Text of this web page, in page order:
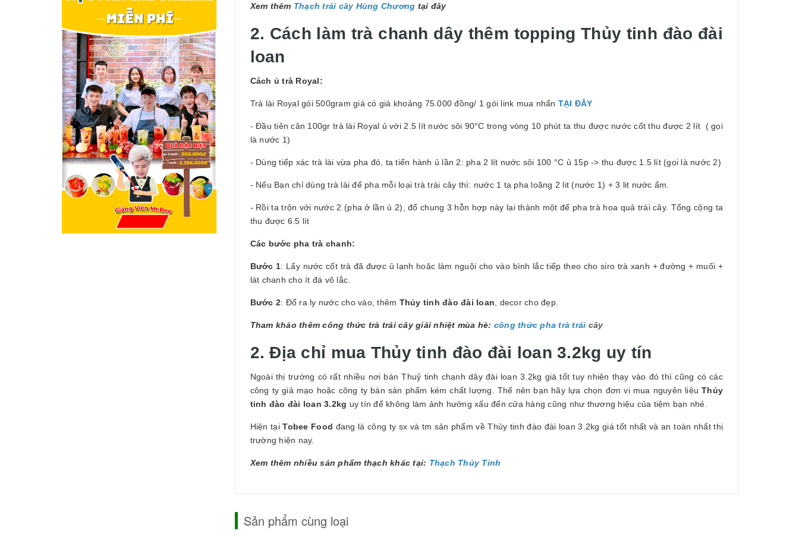
Xem thêm Thạch trái cây Hùng Chương tại đây
2. Cách làm trà chanh dây thêm topping Thủy tinh đào đài
loan
Cách ủ trà Royal:
Trà lài Royal gói 500gram giá có giá khoảng 75.000 đồng/ 1 gói link mua nhấn TẠI ĐÂY
- Đầu tiên cân 100gr trà lài Royal ủ với 2.5 lít nước sôi 90°C trong vòng 10 phút ta thu được nước cốt thu được 2 lít ( gọi
là nước 1)
- Dùng tiếp xác trà lài vừa pha đó, ta tiến hành ủ lần 2: pha 2 lít nước sôi 100 °C ủ 15p -> thu được 1.5 lít (gọi là nước 2)
- Nếu Bạn chỉ dùng trà lài để pha mỗi loại trà trái cây thì: nước 1 ta pha loãng 2 lit (nước 1) + 3 lit nước ấm.
- Rồi ta trộn với nước 2 (pha ở lần ủ 2), đổ chung 3 hỗn hợp này lại thành một để pha trà hoa quả trái cây. Tổng cộng ta
thu được 6.5 lít
Các bước pha trà chanh:
Bước 1: Lấy nước cốt trà đã được ủ lạnh hoặc làm nguội cho vào bình lắc tiếp theo cho siro trà xanh + đường + muối +
lát chanh cho ít đá vô lắc.
Bước 2: Đổ ra ly nước cho vào, thêm Thủy tinh đào đài loan , decor cho đẹp.
Tham khảo thêm công thức trà trái cây giải nhiệt mùa hè: công thức pha trà trái cây
2. Địa chỉ mua Thủy tinh đào đài loan 3.2kg uy tín
Ngoài thị trường có rất nhiều nơi bán Thuỷ tinh chanh dây đài loan 3.2kg giá tốt tuy nhiên thay vào đó thì cũng có các
công ty giả mạo hoặc công ty bán sản phẩm kém chất lượng. Thế nên bạn hãy lựa chọn đơn vị mua nguyên liệu Thủy
tinh đào đài loan 3.2kg uy tín để không làm ảnh hưởng xấu đến cửa hàng cũng như thương hiệu của tiệm bạn nhé.
Hiện tạiTobee Food đang là công ty sx và tm sản phẩm về Thủy tinh đào đài loan 3.2kg giá tốt nhất và an toàn nhất thị
trường hiện nay.
Xem thêm nhiều sản phẩm thạch khác tại: Thạch Thủy Tinh
Sản phẩm cùng loại